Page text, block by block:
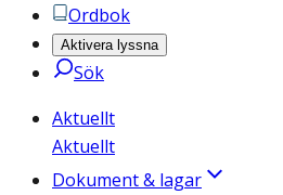
Ordbok
Aktivera lyssna
Sök
Aktuellt
Aktuellt
Dokument & lagar